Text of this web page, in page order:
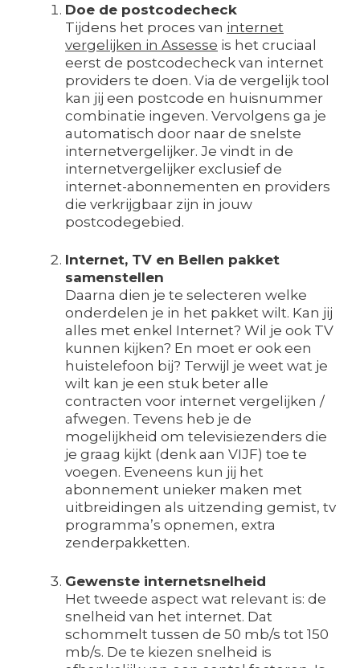
Doe de postcodecheck
Tijdens het proces van internet
vergelijken in Assesse is het cruciaal
eerst de postcodecheck van internet
providers te doen. Via de vergelijk tool
kan jij een postcode en huisnummer
combinatie ingeven. Vervolgens ga je
automatisch door naar de snelste
internetvergelijker. Je vindt in de
internetvergelijker exclusief de
internet-abonnementen en providers
die verkrijgbaar zijn in jouw
postcodegebied.
Internet, TV en Bellen pakket
samenstellen
Daarna dien je te selecteren welke
onderdelen je in het pakket wilt. Kan jij
alles met enkel Internet? Wil je ook TV
kunnen kijken? En moet er ook een
huistelefoon bij? Terwijl je weet wat je
wilt kan je een stuk beter alle
contracten voor internet vergelijken /
afwegen. Tevens heb je de
mogelijkheid om televisiezenders die
je graag kijkt (denk aan VIJF) toe te
voegen. Eveneens kun jij het
abonnement unieker maken met
uitbreidingen als uitzending gemist, tv
programma’s opnemen, extra
zenderpakketten.
Gewenste internetsnelheid
Het tweede aspect wat relevant is: de
snelheid van het internet. Dat
schommelt tussen de 50 mb/s tot 150
mb/s. De te kiezen snelheid is